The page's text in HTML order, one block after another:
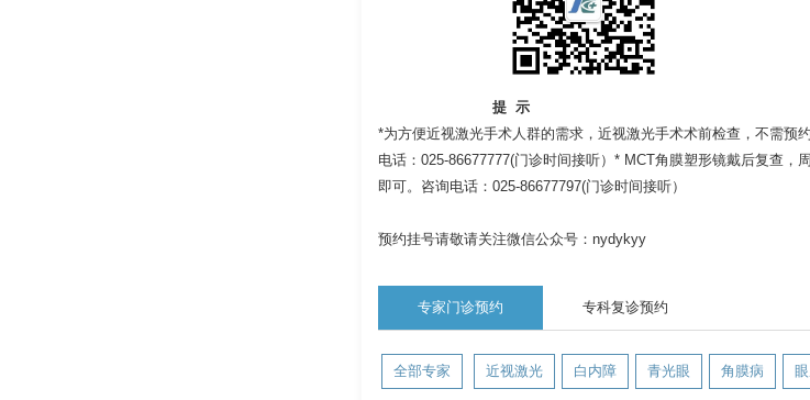
提 示
*为方便近视激光手术人群的需求，近视激光手术术前检查，不需
电话：025-86677777(门诊时间接听）* MCT角膜塑形镜戴后复查
即可。咨询电话：025-86677797(门诊时间接听）
预约挂号请敬请关注微信公众号：nydykyy
专家门诊预约 专科复诊预约
全部专家 近视激光 白内障 青光眼 角膜病